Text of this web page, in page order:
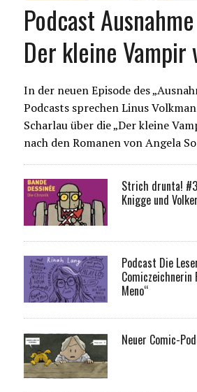
Podcast
Der kleine
In der neuen Episode des
Podcasts sprechen Linus
Scharlau über die „Der kleine
nach den Romanen von Angela
Strich drunta!
Knigge und
Podcast Die
Comiczeichnerin
Meno“
Neuer Comic-